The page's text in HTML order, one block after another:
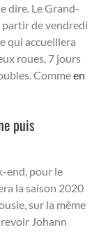
dire. Le Grand-
partir de vendredi
qui accueillera
roues, 7 jours
Commeen
puis
end, pour le
la saison 2020
sur la même
revoir Johann